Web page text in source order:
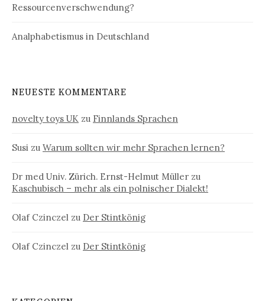
Ressourcenverschwendung?
Analphabetismus in Deutschland
NEUESTE KOMMENTARE
novelty toys UK zu Finnlands Sprachen
Susi zu Warum sollten wir mehr Sprachen lernen?
Dr med Univ. Zürich. Ernst-Helmut Müller zu
Kaschubisch – mehr als ein polnischer Dialekt!
Olaf Czinczel zu Der Stintkönig
Olaf Czinczel zu Der Stintkönig